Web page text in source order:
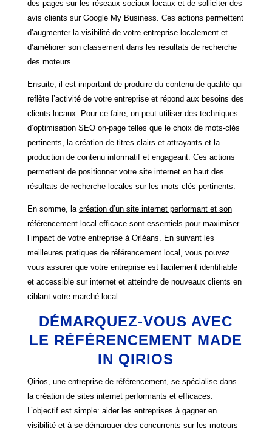
des pages sur les réseaux sociaux locaux et de solliciter des
avis clients sur Google My Business. Ces actions permettent
d’augmenter la visibilité de votre entreprise localement et
d’améliorer son classement dans les résultats de recherche
des moteurs
Ensuite, il est important de produire du contenu de qualité qui
reflète l’activité de votre entreprise et répond aux besoins des
clients locaux. Pour ce faire, on peut utiliser des techniques
d’optimisation SEO on-page telles que le choix de mots-clés
pertinents, la création de titres clairs et attrayants et la
production de contenu informatif et engageant. Ces actions
permettent de positionner votre site internet en haut des
résultats de recherche locales sur les mots-clés pertinents.
En somme, la création d’un site internet performant et son
référencement local efficacesont essentiels pour maximiser
l’impact de votre entreprise à Orléans. En suivant les
meilleures pratiques de référencement local, vous pouvez
vous assurer que votre entreprise est facilement identifiable
et accessible sur internet et atteindre de nouveaux clients en
ciblant votre marché local.
DÉMARQUEZ-VOUS AVEC
LE RÉFÉRENCEMENT MADE
IN QIRIOS
Qirios, une entreprise de référencement, se spécialise dans
la création de sites internet performants et efficaces.
L’objectif est simple: aider les entreprises à gagner en
visibilité et à se démarquer des concurrents sur les moteurs